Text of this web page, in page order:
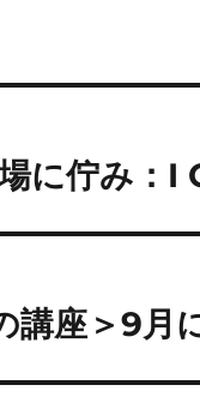
場に佇み
講座＞9月